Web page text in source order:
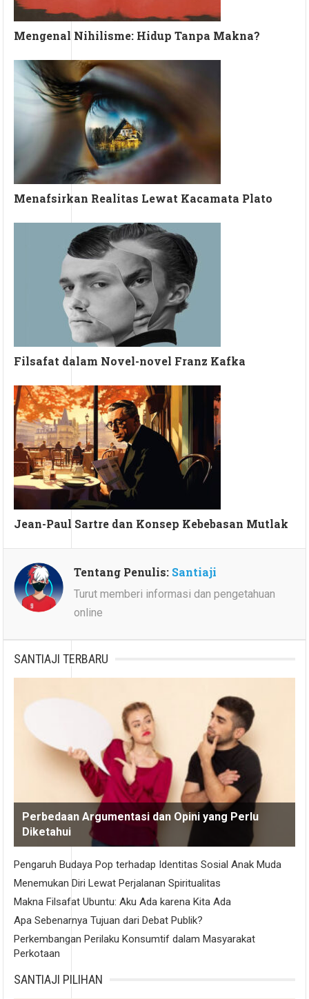
Mengenal Nihilisme: Hidup Tanpa Makna?
Menafsirkan Realitas Lewat Kacamata Plato
Filsafat dalam Novel-novel Franz Kafka
Jean-Paul Sartre dan Konsep Kebebasan Mutlak
Tentang Penulis: Santiaji
Turut memberi informasi dan pengetahuan
online
SANTIAJI TERBARU
Perbedaan Argumentasi dan Opini yang Perlu
Diketahui
Pengaruh Budaya Pop terhadap Identitas Sosial Anak Muda
Menemukan Diri Lewat Perjalanan Spiritualitas
Makna Filsafat Ubuntu: Aku Ada karena Kita Ada
Apa Sebenarnya Tujuan dari Debat Publik?
Perkembangan Perilaku Konsumtif dalam Masyarakat
Perkotaan
SANTIAJI PILIHAN